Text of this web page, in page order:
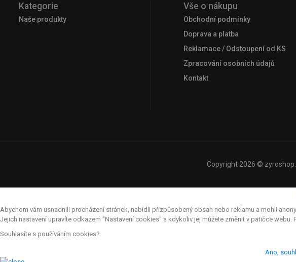
Kategorie
Naše produkty
Vše o nákupu
Obchodní podmínky
Doprava a platba
Reklamace / Odstoupení od KS
Zpracování osobních údajů
Kontakt
Copyright 2026 ©
Abychom vám usnadnili procházení stránek, nabídli přizpůsobený obsah nebo reklamu a mohli
Jejich nastavení upravíte odkazem "Nastavení cookies" a kdykoliv jej můžete změnit v patičce
Souhlasíte s používáním cookies?
Ano,